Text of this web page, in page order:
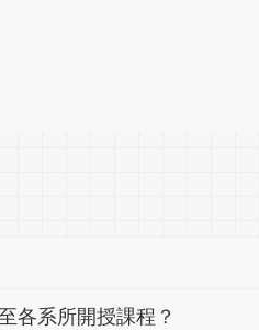
各系所開授課程？